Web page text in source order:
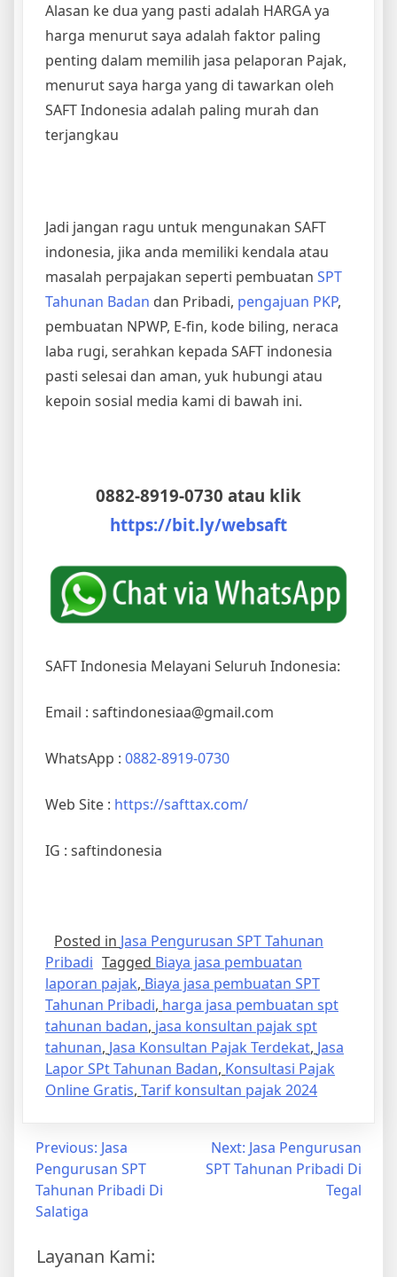
Alasan ke dua yang pasti adalah HARGA ya
harga menurut saya adalah faktor paling
penting dalam memilih jasa pelaporan Pajak,
menurut saya harga yang di tawarkan oleh
SAFT Indonesia adalah paling murah dan
terjangkau
Jadi jangan ragu untuk mengunakan SAFT
indonesia, jika anda memiliki kendala atau
masalah perpajakan seperti pembuatan SPT
Tahunan Badan dan Pribadi, pengajuan PKP,
pembuatan NPWP, E-fin, kode biling, neraca
laba rugi, serahkan kepada SAFT indonesia
pasti selesai dan aman, yuk hubungi atau
kepoin sosial media kami di bawah ini.
0882-8919-0730 atau klik
https://bit.ly/websaft
SAFT Indonesia Melayani Seluruh Indonesia:
Email : saftindonesiaa@gmail.com
WhatsApp : 0882-8919-0730
Web Site : https://safttax.com/
IG : saftindonesia
Posted in Jasa Pengurusan SPT Tahunan
Pribadi Tagged Biaya jasa pembuatan
laporan pajak, Biaya jasa pembuatan SPT
Tahunan Pribadi, harga jasa pembuatan spt
tahunan badan, jasa konsultan pajak spt
tahunan, Jasa Konsultan Pajak Terdekat, Jasa
Lapor SPt Tahunan Badan, Konsultasi Pajak
Online Gratis, Tarif konsultan pajak 2024
Previous: Jasa
Pengurusan SPT
Tahunan Pribadi Di
Salatiga
Next: Jasa Pengurusan
SPT Tahunan Pribadi Di
Tegal
Layanan Kami: